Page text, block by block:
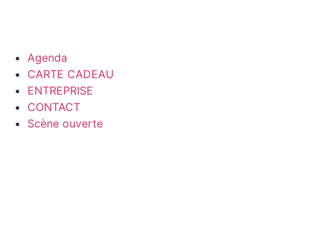
Agenda
CARTE CADEAU
ENTREPRISE
CONTACT
Scène ouverte